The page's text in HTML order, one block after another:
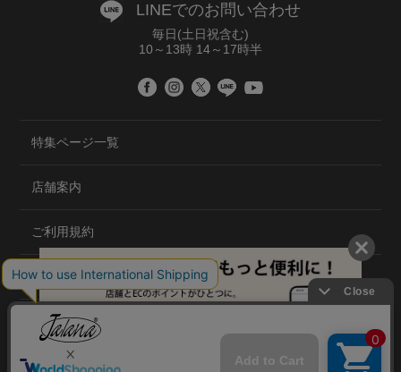
LINEでのお問い合わせ
毎日(土日祝含む)
10～13時 14～17時半
特集ページ一覧
店舗案内
ご利用規約
プライバシーポリシー
特定商取引法について
会社概要